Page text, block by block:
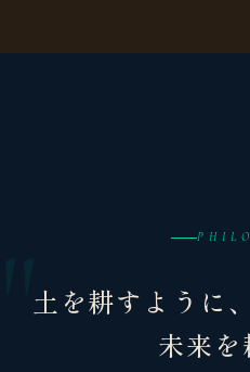
土を耕すように
未来を